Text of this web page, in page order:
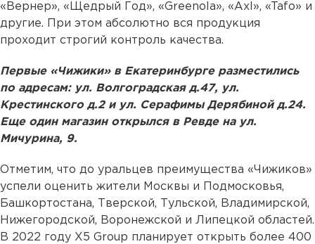
«Вернер», «Щедрый Год», «Greenola», «Axl», «Tafo» и
другие. При этом абсолютно вся продукция
проходит строгий контроль качества.
Первые «Чижики» в Екатеринбурге разместились
по адресам: ул. Волгоградская д.47, ул.
Крестинского д.2 и ул. Серафимы Дерябиной д.24.
Еще один магазин открылся в Ревде на ул.
Мичурина, 9.
Отметим, что до уральцев преимущества «Чижиков»
успели оценить жители Москвы и Подмосковья,
Башкортостана, Тверской, Тульской, Владимирской,
Нижегородской, Воронежской и Липецкой областей.
В 2022 году X5 Group планирует открыть более 400